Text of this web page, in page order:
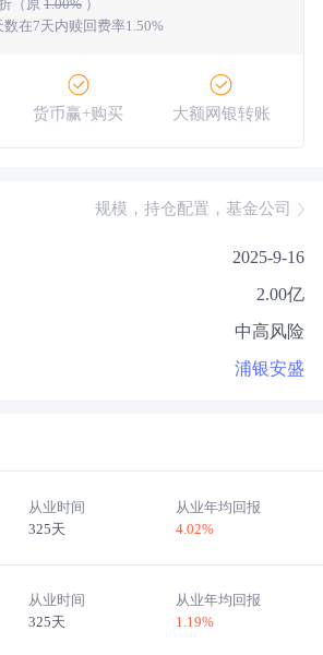
%
（原 1.00%）
在7天内赎回费率1.50%
货币赢+购买 大额网银转账
规模，持仓配置，基金公司
2025-9-16
2.00亿
中高风险
浦银安盛
从业时间
325天
从业年均回报
4.02%
从业时间
325天
从业年均回报
1.19%